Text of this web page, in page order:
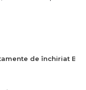
de închiriat
strada Ioniță
închiriere pe termen
pentru